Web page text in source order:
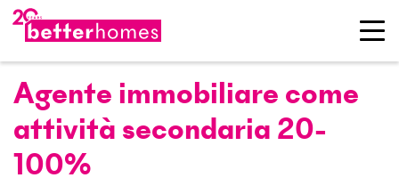
Agente immobiliare come
attività secondaria 20-
100%